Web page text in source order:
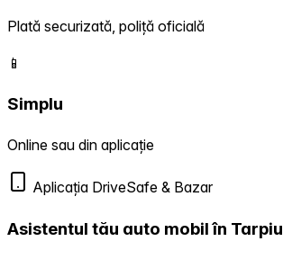
Plată securizată, poliță oficială
📱
Simplu
Online sau din aplicație
Aplicația DriveSafe & Bazar
Asistentul tău auto mobil în Tarpiu